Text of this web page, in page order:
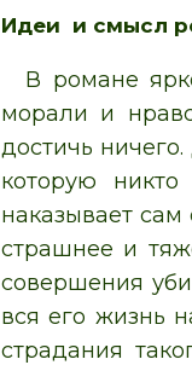
Идеи и смысл
В романе
морали и
достичь
которую
наказывает
страшнее и
совершения
вся его жизнь
страдания